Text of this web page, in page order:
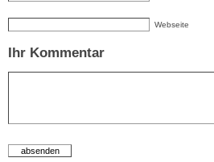
Webseite
Ihr Kommentar